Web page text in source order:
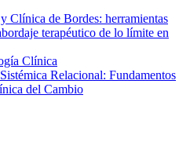
Clínica de Bordes: herramientas
terapéutico de lo límite en
Clínica
Relacional: Fundamentos
del Cambio